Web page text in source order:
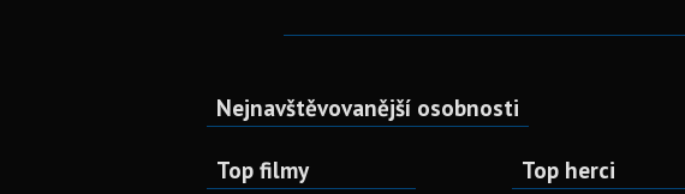
Nejnavštěvovanější osobnosti
Top filmy Top herci